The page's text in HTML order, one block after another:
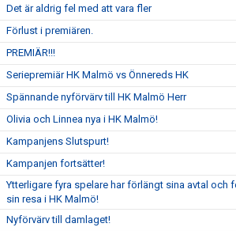
Det är aldrig fel med att vara fler
Förlust i premiären.
PREMIÄR!!!
Seriepremiär HK Malmö vs Önnereds HK
Spännande nyförvärv till HK Malmö Herr
Olivia och Linnea nya i HK Malmö!
Kampanjens Slutspurt!
Kampanjen fortsätter!
Ytterligare fyra spelare har förlängt sina avtal och
sin resa i HK Malmö!
Nyförvärv till damlaget!